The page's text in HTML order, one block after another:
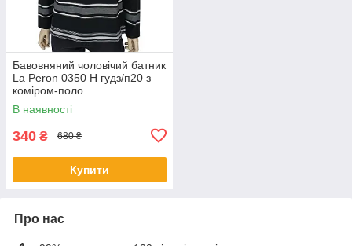
Бавовняний чоловічий батник
La Peron 0350 H гудз/п20 з
коміром-поло
В наявності
340 ₴ 680 ₴
Купити
Про нас